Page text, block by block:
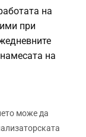
на
при
на
може да